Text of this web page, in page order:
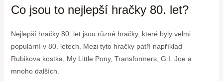
Co jsou to nejlepší hračky 80. let?
Nejlepší hračky 80. let jsou různé hračky, které byly velmi
populární v 80. letech. Mezi tyto hračky patří například
Rubikova kostka, My Little Pony, Transformers, G.I. Joe a
mnoho dalších.